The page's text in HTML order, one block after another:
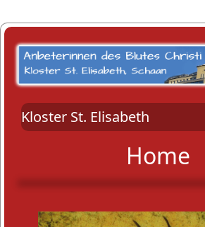
Kloster St. Elisabeth
Home